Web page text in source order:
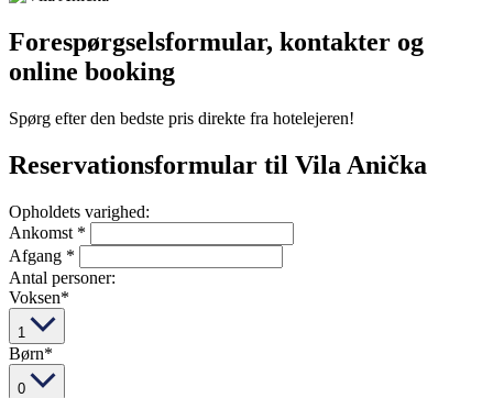
Forespørgselsformular, kontakter og
online booking
Spørg efter den bedste pris direkte fra hotelejeren!
Reservationsformular til Vila Anička
Opholdets varighed:
Ankomst *
Afgang *
Antal personer:
Voksen*
1
Børn*
0